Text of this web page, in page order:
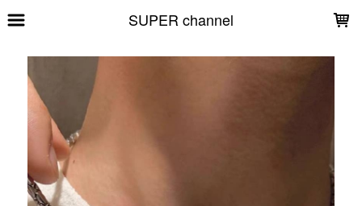
SUPER channel